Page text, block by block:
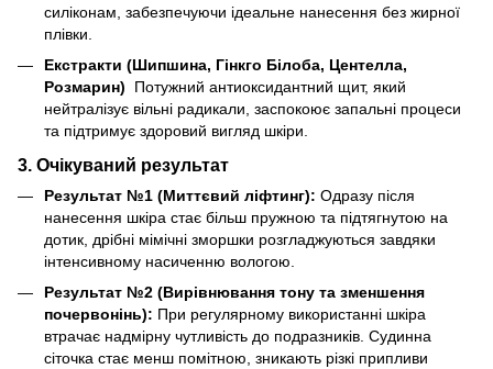
силіконам, забезпечуючи ідеальне нанесення без жирної
плівки.
Екстракти (Шипшина, Гінкго Білоба, Центелла,
Розмарин)
Потужний антиоксидантний щит, який
нейтралізує вільні радикали, заспокоює запальні процеси
та підтримує здоровий вигляд шкіри.
3. Очікуваний результат
Результат №1 (Миттєвий ліфтинг): Одразу після
нанесення шкіра стає більш пружною та підтягнутою на
дотик, дрібні мімічні зморшки розгладжуються завдяки
інтенсивному насиченню вологою.
Результат №2 (Вирівнювання тону та зменшення
почервонінь): При регулярному використанні шкіра
втрачає надмірну чутливість до подразників. Судинна
сіточка стає менш помітною, зникають різкі припливи